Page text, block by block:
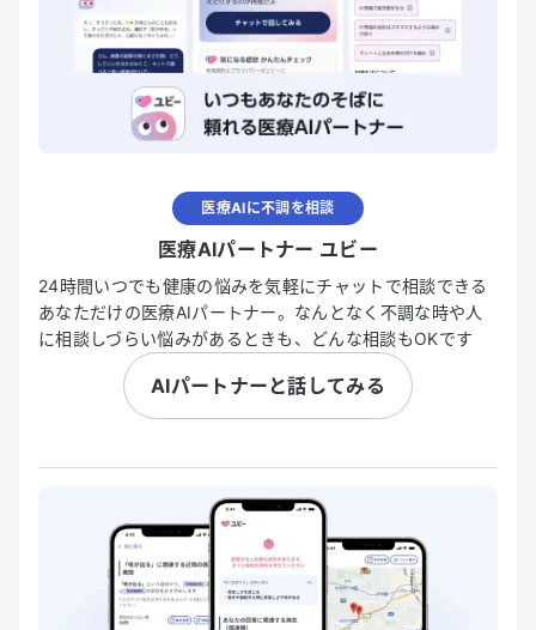
医療AIに不調を相談
医療AIパートナー ユビー
24時間いつでも健康の悩みを気軽にチャットで相談できる
あなただけの医療AIパートナー。なんとなく不調な時や人
に相談しづらい悩みがあるときも、どんな相談もOKです
AIパートナーと話してみる